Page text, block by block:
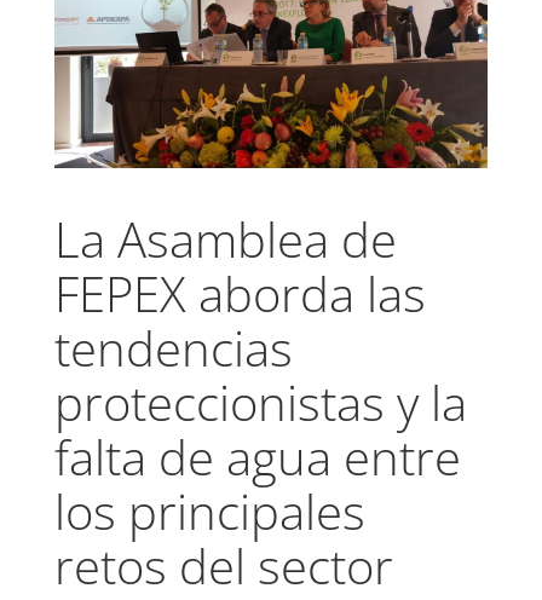
La Asamblea de
FEPEX aborda las
tendencias
proteccionistas y la
falta de agua entre
los principales
retos del sector